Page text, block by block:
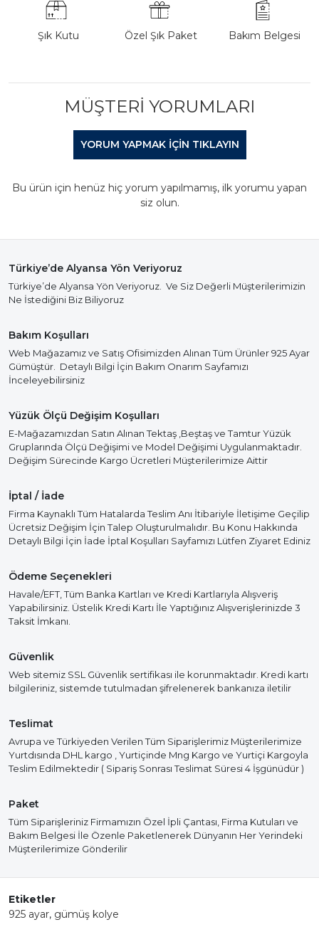
Şık Kutu Özel Şık Paket Bakım Belgesi
MÜŞTERI YORUMLARI
YORUM YAPMAK IÇIN TIKLAYIN
Bu ürün için henüz hiç yorum yapılmamış, ilk yorumu yapan
siz olun.
Türkiye’de Alyansa Yön Veriyoruz
Türkiye’de Alyansa Yön Veriyoruz. Ve Siz Değerli Müşterilerimizin
Ne İstediğini Biz Biliyoruz
Bakım Koşulları
Web Mağazamız ve Satış Ofisimizden Alınan Tüm Ürünler 925 Ayar
Gümüştür. Detaylı Bilgi İçin Bakım Onarım Sayfamızı
İnceleyebilirsiniz
Yüzük Ölçü Değişim Koşulları
E-Mağazamızdan Satın Alınan Tektaş ,Beştaş ve Tamtur Yüzük
Gruplarında Ölçü Değişimi ve Model Değişimi Uygulanmaktadır.
Değişim Sürecinde Kargo Ücretleri Müşterilerimize Aittir
İptal / İade
Firma Kaynaklı Tüm Hatalarda Teslim Anı İtibariyle İletişime Geçilip
Ücretsiz Değişim İçin Talep Oluşturulmalıdır. Bu Konu Hakkında
Detaylı Bilgi İçin İade İptal Koşulları Sayfamızı Lütfen Ziyaret Ediniz
Ödeme Seçenekleri
Havale/EFT, Tüm Banka Kartları ve Kredi Kartlarıyla Alışveriş
Yapabilirsiniz. Üstelik Kredi Kartı İle Yaptığınız Alışverişlerinizde 3
Taksit İmkanı.
Güvenlik
Web sitemiz SSL Güvenlik sertifikası ile korunmaktadır. Kredi kartı
bilgileriniz, sistemde tutulmadan şifrelenerek bankanıza iletilir
Teslimat
Avrupa ve Türkiyeden Verilen Tüm Siparişlerimiz Müşterilerimize
Yurtdısında DHL kargo , Yurtiçinde Mng Kargo ve Yurtiçi Kargoyla
Teslim Edilmektedir ( Sipariş Sonrası Teslimat Süresi 4 İşgünüdür )
Paket
Tüm Siparişleriniz Firmamızın Özel İpli Çantası, Firma Kutuları ve
Bakım Belgesi İle Özenle Paketlenerek Dünyanın Her Yerindeki
Müşterilerimize Gönderilir
Etiketler
925 ayar, gümüş kolye